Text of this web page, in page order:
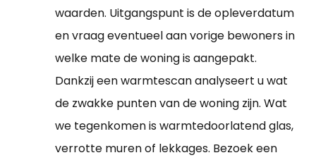
waarden. Uitgangspunt is de opleverdatum
en vraag eventueel aan vorige bewoners in
welke mate de woning is aangepakt.
Dankzij een warmtescan analyseert u wat
de zwakke punten van de woning zijn. Wat
we tegenkomen is warmtedoorlatend glas,
verrotte muren of lekkages. Bezoek een